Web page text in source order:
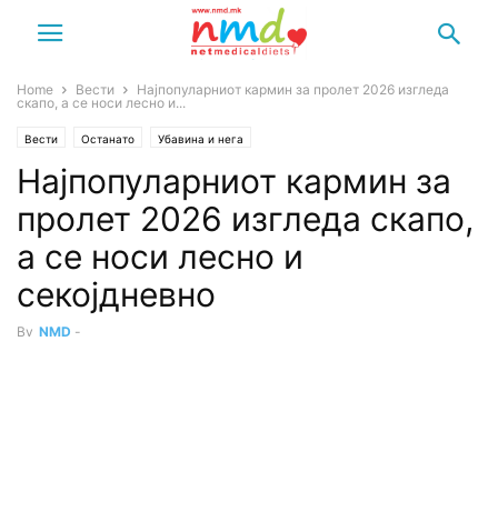
Home Вести
Најпопуларниот кармин за пролет 2026 изгледа
скапо, а се носи лесно и...
Вести Останато Убавина и нега
Најпопуларниот кармин за
пролет 2026 изгледа скапо,
а се носи лесно и
секојдневно
By NMD -